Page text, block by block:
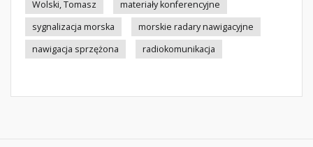
Wolski, Tomasz
materiały konferencyjne
sygnalizacja morska
morskie radary nawigacyjne
nawigacja sprzężona
radiokomunikacja